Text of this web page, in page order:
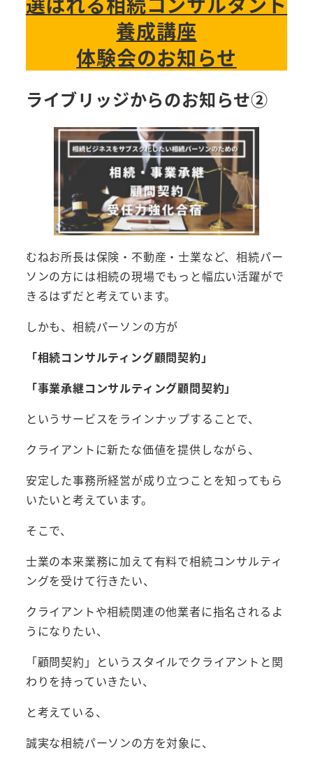
養成講座
体験会のお知らせ
ライブリッジからのお知らせ②
むねお所長は保険・不動産・士業など、相続パー
ソンの方には相続の現場でもっと幅広い活躍がで
きるはずだと考えています。
しかも、相続パーソンの方が
「相続コンサルティング顧問契約」
「事業承継コンサルティング顧問契約」
というサービスをラインナップすることで、
クライアントに新たな価値を提供しながら、
安定した事務所経営が成り立つことを知ってもら
いたいと考えています。
そこで、
士業の本来業務に加えて有料で相続コンサルティ
ングを受けて行きたい、
クライアントや相続関連の他業者に指名されるよ
うになりたい、
「顧問契約」というスタイルでクライアントと関
わりを持っていきたい、
と考えている、
誠実な相続パーソンの方を対象に、